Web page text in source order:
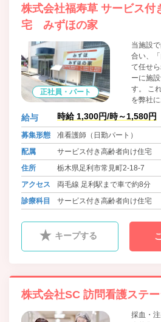
株式会社福寿草 サービス付
宅 みずほの家
正社員・パート
当施設
合い、
て任せ
ーに施
す。 こ
を弊社
皆様の
ります。
給与 時給 1,300円/時～1,580円
募集形態
准看護師（日勤パート）
配属
サービス付き高齢者向け住宅
住所
栃木県足利市常見町2-18-7
アクセス
両毛線 足利駅まで車で約8分
診療科目
サービス付き高齢者向け住宅
キープする
株式会社SC 訪問看護ステ
採血・